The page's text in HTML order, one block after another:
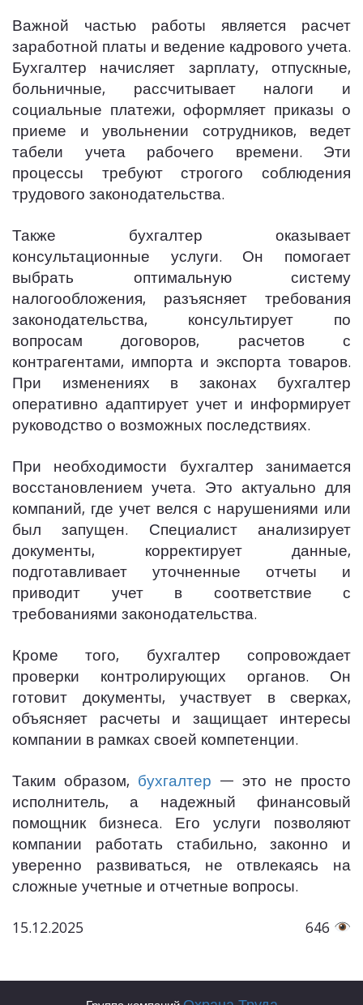
Важной частью работы является расчет
заработной платы и ведение кадрового учета.
Бухгалтер начисляет зарплату, отпускные,
больничные, рассчитывает налоги и
социальные платежи, оформляет приказы о
приеме и увольнении сотрудников, ведет
табели учета рабочего времени. Эти
процессы требуют строгого соблюдения
трудового законодательства.
Также бухгалтер оказывает
консультационные услуги. Он помогает
выбрать оптимальную систему
налогообложения, разъясняет требования
законодательства, консультирует по
вопросам договоров, расчетов с
контрагентами, импорта и экспорта товаров.
При изменениях в законах бухгалтер
оперативно адаптирует учет и информирует
руководство о возможных последствиях.
При необходимости бухгалтер занимается
восстановлением учета. Это актуально для
компаний, где учет велся с нарушениями или
был запущен. Специалист анализирует
документы, корректирует данные,
подготавливает уточненные отчеты и
приводит учет в соответствие с
требованиями законодательства.
Кроме того, бухгалтер сопровождает
проверки контролирующих органов. Он
готовит документы, участвует в сверках,
объясняет расчеты и защищает интересы
компании в рамках своей компетенции.
Таким образом, бухгалтер — это не просто
исполнитель, а надежный финансовый
помощник бизнеса. Его услуги позволяют
компании работать стабильно, законно и
уверенно развиваться, не отвлекаясь на
сложные учетные и отчетные вопросы.
15.12.2025
646